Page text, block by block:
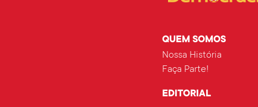
QUEM SOMOS
Nossa História
Faça Parte!
EDITORIAL